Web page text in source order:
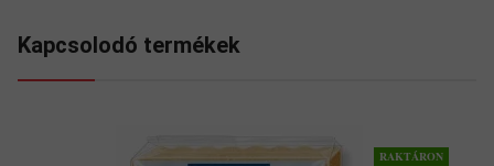
Kapcsolodó termékek
RAKTÁRON